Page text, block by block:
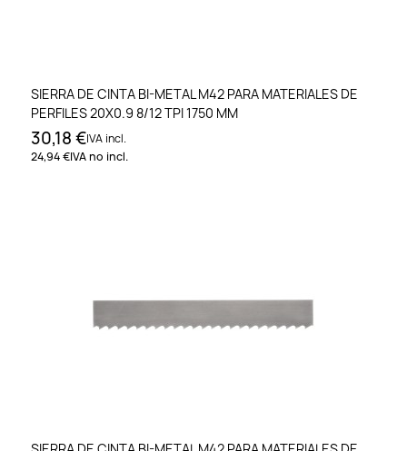
SIERRA DE CINTA BI-METAL M42 PARA MATERIALES DE
PERFILES 20X0.9 8/12 TPI 1750 MM
30,18 €IVA incl.
24,94 €IVA no incl.